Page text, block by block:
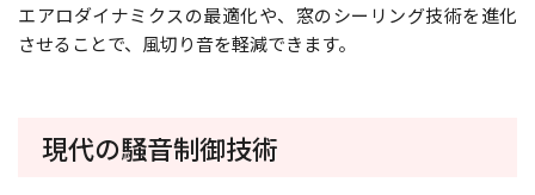
エアロダイナミクスの最適化や、窓のシーリング技術を進化
させることで、風切り音を軽減できます。
現代の騒音制御技術